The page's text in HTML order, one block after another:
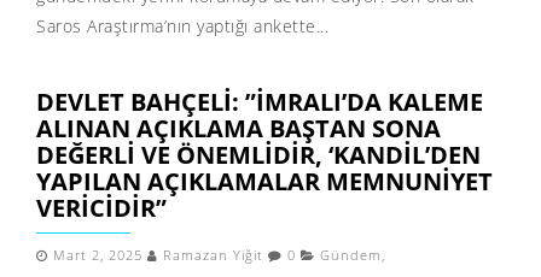
Saros Araştırma’nın yaptığı ankette...
DEVLET BAHÇELI: ”İMRALI’DA KALEME
ALINAN AÇIKLAMA BAŞTAN SONA
DEĞERLI VE ÖNEMLIDIR, ‘KANDIL’DEN
YAPILAN AÇIKLAMALAR MEMNUNIYET
VERICIDIR”
Mart 2, 2025 Ramazan Yiğit 0 Gündem ,